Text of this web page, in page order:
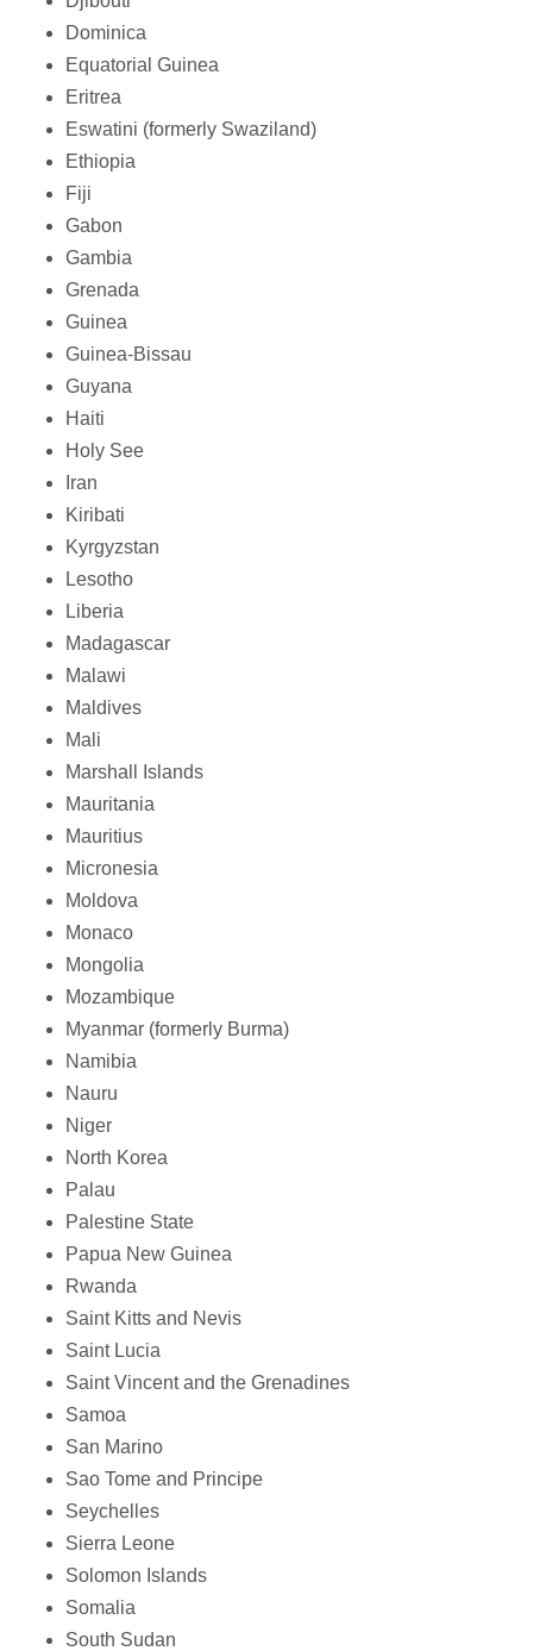
Dominica
Equatorial Guinea
Eritrea
Eswatini (formerly Swaziland)
Ethiopia
Fiji
Gabon
Gambia
Grenada
Guinea
Guinea-Bissau
Guyana
Haiti
Holy See
Iran
Kiribati
Kyrgyzstan
Lesotho
Liberia
Madagascar
Malawi
Maldives
Mali
Marshall Islands
Mauritania
Mauritius
Micronesia
Moldova
Monaco
Mongolia
Mozambique
Myanmar (formerly Burma)
Namibia
Nauru
Niger
North Korea
Palau
Palestine State
Papua New Guinea
Rwanda
Saint Kitts and Nevis
Saint Lucia
Saint Vincent and the Grenadines
Samoa
San Marino
Sao Tome and Principe
Seychelles
Sierra Leone
Solomon Islands
Somalia
South Sudan